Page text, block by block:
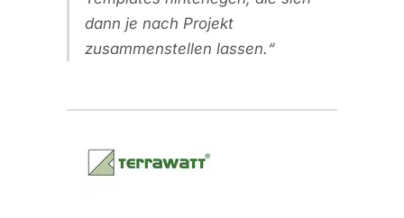
dann je nach Projekt
zusammenstellen lassen.